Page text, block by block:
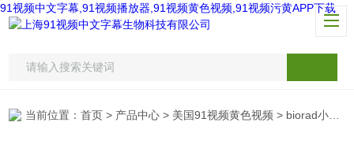
91视频中文字幕,91视频播放器,91视频黄色视频,91视频污黄APP下载
当前位置：首页 > 产品中心 > 美国91视频黄色视频 > biorad小型垂直电泳槽